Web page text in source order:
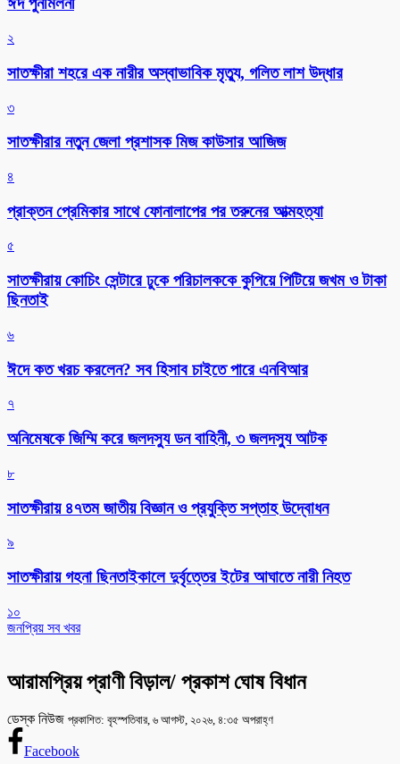
২
সাতক্ষীরা শহরে এক নারীর অস্বাভাবিক মৃত্যু, গলিত লাশ উদ্ধার
৩
সাতক্ষীরার নতুন জেলা প্রশাসক মিজ কাউসার আজিজ
৪
প্রাক্তন প্রেমিকার সাথে ফোনালাপের পর তরুনের আত্মহত্যা
৫
সাতক্ষীরায় কোচিং সেন্টারে ঢুকে পরিচালককে কুপিয়ে পিটিয়ে জখম ও টাকা
ছিনতাই
৬
ঈদে কত খরচ করলেন? সব হিসাব চাইতে পারে এনবিআর
৭
অনিমেষকে জিম্মি করে জলদস্যু ডন বাহিনী, ৩ জলদস্যু আটক
৮
সাতক্ষীরায় ৪৭তম জাতীয় বিজ্ঞান ও প্রযুক্তি সপ্তাহ উদ্বোধন
৯
সাতক্ষীরায় গহনা ছিনতাইকালে দুর্বৃত্তের ইটের আঘাতে নারী নিহত
১০
জনপ্রিয় সব খবর
আরামপ্রিয় প্রাণী বিড়াল/ প্রকাশ ঘোষ বিধান
ডেস্ক নিউজ প্রকাশিত: বৃহস্পতিবার, ৬ আগস্ট, ২০২৬, ৪:৩৫ অপরাহ্ণ
Facebook